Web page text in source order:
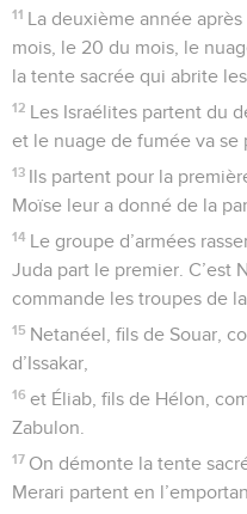
11 La deuxième année
mois, le 20 du mois, le
la tente sacrée qui abrite
12 Les Israélites partent du
et le nuage de fumée va se
13 Ils partent pour la
Moïse leur a donné de la
14 Le groupe d’armées
Juda part le premier. C’est
commande les troupes de
15 Netanéel, fils de Souar,
d’Issakar,
16 et Éliab, fils de Hélon,
Zabulon.
17 On démonte la tente
Merari partent en